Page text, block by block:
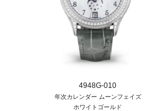
4948G-010
年次カレンダー ムーンフェイズ
ホワイトゴールド